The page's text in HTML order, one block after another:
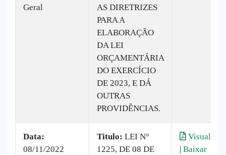
Geral
AS DIRETRIZES
PARA A
ELABORAÇÃO
DA LEI
ORÇAMENTÁRIA
DO EXERCÍCIO
DE 2023, E DÁ
OUTRAS
PROVIDÊNCIAS.
Data:
08/11/2022
Titulo: LEI N°
1225, DE 08 DE
Visualizar
| Baixar